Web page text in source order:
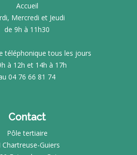
Accueil
Mercredi et Jeudi
de 9h à 11h30
téléphonique tous les jours
à 12h et 14h à 17h
04 76 66 81 74
Contact
Pôle tertiaire
Chartreuse-Guiers